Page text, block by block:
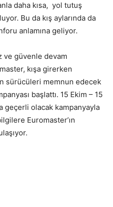
daha kısa, yol tutuş
Bu da kış aylarında da
anlamına geliyor.
güvenle devam
kışa girerken
sürücüleri memnun edecek
başlattı. 15 Ekim – 15
geçerli olacak kampanyayla
Euromaster’ın